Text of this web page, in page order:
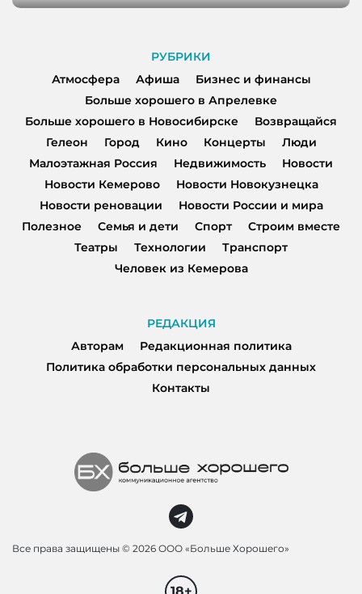
РУБРИКИ
Атмосфера
Афиша
Бизнес и финансы
Больше хорошего в Апрелевке
Больше хорошего в Новосибирске
Возвращайся
Гелеон
Город Кино Концерты
Люди
Малоэтажная Россия
Недвижимость
Новости
Новости Кемерово
Новости Новокузнецка
Новости реновации
Новости России и мира
Полезное
Семья и дети Спорт
Строим вместе
Театры
Технологии
Транспорт
Человек из Кемерова
РЕДАКЦИЯ
Авторам
Редакционная политика
Политика обработки персональных данных
Контакты
Все права защищены © 2026 ООО «Больше Хорошего»